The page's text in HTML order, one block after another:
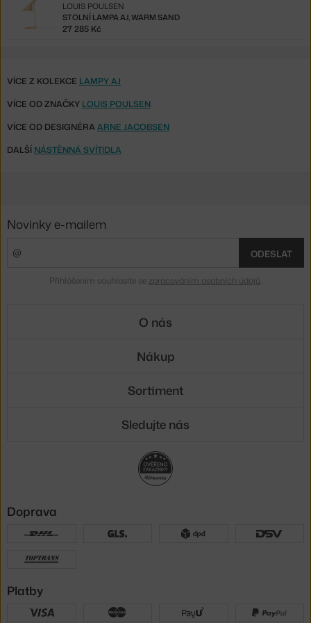
STOLNÍ LAMPA AJ, WARM SAND
LOUIS POULSEN
27 285 Kč
VÍCE Z KOLEKCE LAMPY AJ
VÍCE OD ZNAČKY LOUIS POULSEN
VÍCE OD DESIGNÉRA ARNE JACOBSEN
DALŠÍ NÁSTĚNNÁ SVÍTIDLA
Novinky e-mailem
ODESLAT
Přihlášením souhlasíte se zpracováním osobních údajů
O nás
Nákup
Sortiment
Sledujte nás
Doprava
Platby